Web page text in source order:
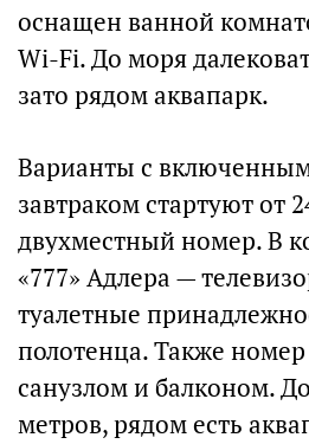
оснащен ванной
Wi-Fi. До моря
зато рядом аквапарк.
Варианты с
завтраком стартуют от
двухместный номер. В
«777» Адлера —
туалетные
полотенца. Также
санузлом и балконом.
метров, рядом есть